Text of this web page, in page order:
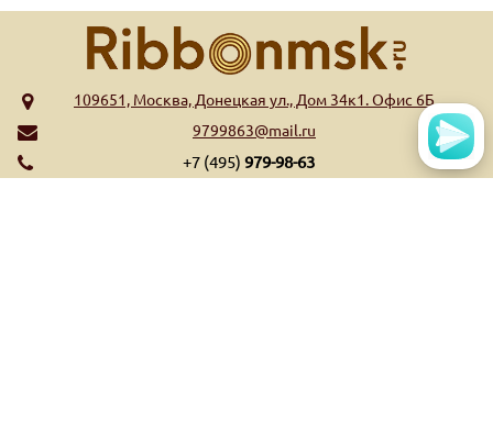
109651, Москва, Донецкая ул., Дом 34к1. Офис 6Б
9799863@mail.ru
+7 (495) 979-98-63